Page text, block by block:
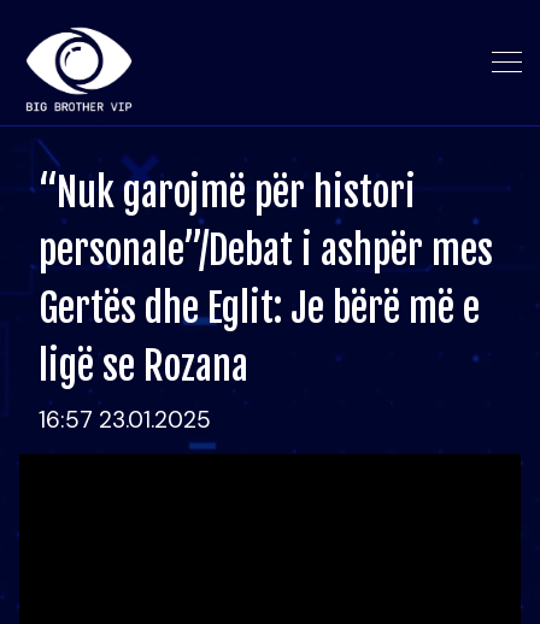
“Nuk garojmë për histori
personale”/Debat i ashpër mes
Gertës dhe Eglit: Je bërë më e
ligë se Rozana
16:57 23.01.2025